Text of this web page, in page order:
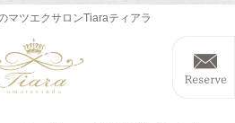
マツエクサロンTiaraティアラ